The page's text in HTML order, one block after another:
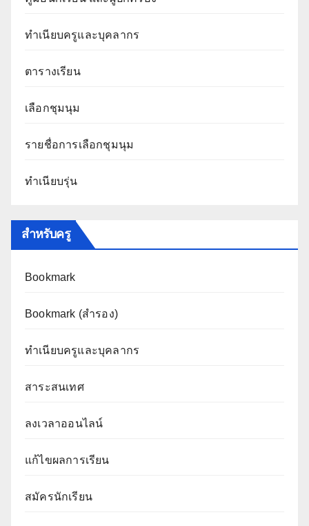
ทำเนียบครูและบุคลากร
ตารางเรียน
เลือกชุมนุม
รายชื่อการเลือกชุมนุม
ทำเนียบรุ่น
สำหรับครู
Bookmark
Bookmark (สำรอง)
ทำเนียบครูและบุคลากร
สาระสนเทศ
ลงเวลาออนไลน์
แก้ไขผลการเรียน
สมัครนักเรียน